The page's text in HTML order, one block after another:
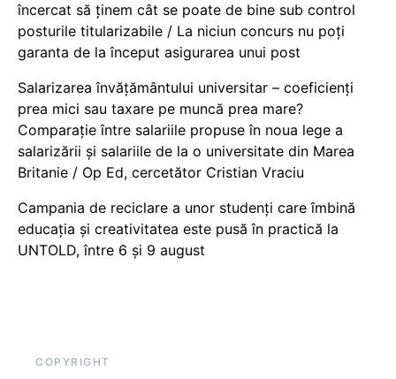
încercat să ținem cât se poate de bine sub control
posturile titularizabile / La niciun concurs nu poți
garanta de la început asigurarea unui post
Salarizarea învățământului universitar – coeficienți
prea mici sau taxare pe muncă prea mare?
Comparație între salariile propuse în noua lege a
salarizării și salariile de la o universitate din Marea
Britanie / Op Ed, cercetător Cristian Vraciu
Campania de reciclare a unor studenți care îmbină
educația și creativitatea este pusă în practică la
UNTOLD, între 6 și 9 august
COPYRIGHT